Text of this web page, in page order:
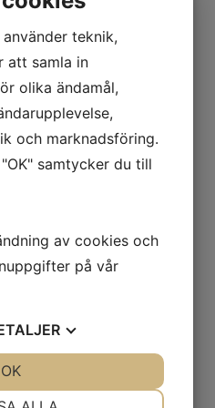
microneedling
Här är
skälen:
nålar skapar
vilket stimulerar
och främjar
teknik,
att samla in
olika ändamål,
och marknadsföring.
samtycker du till
av cookies och
på vår
OK